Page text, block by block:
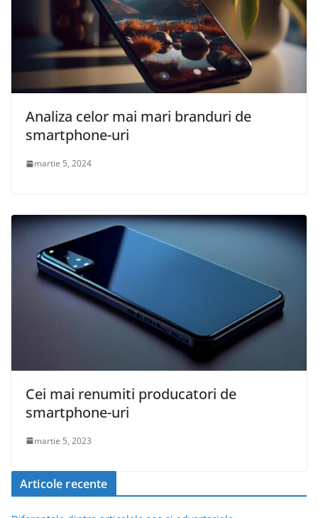
Analiza celor mai mari branduri de
smartphone-uri
martie 5, 2024
Cei mai renumiti producatori de
smartphone-uri
martie 5, 2023
Articole recente